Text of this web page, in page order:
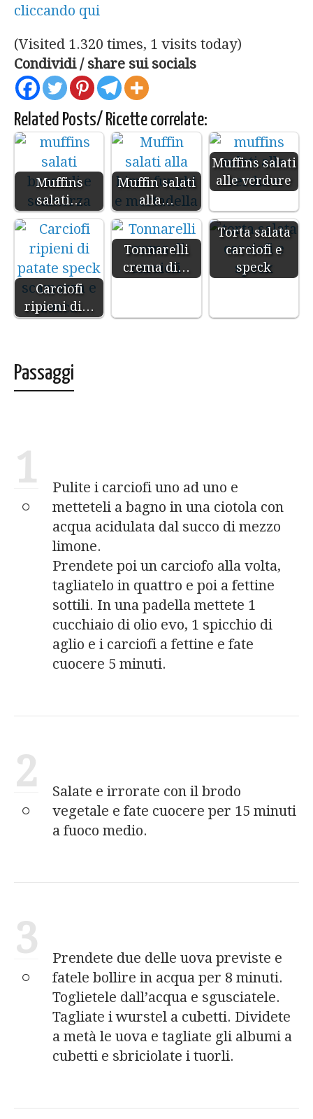
cliccando qui
(Visited 1.320 times, 1 visits today)
Condividi / share sui socials
Related Posts/ Ricette correlate:
Muffins
salati…
Muffin salati
alla…
Muffins salati
alle verdure
Carciofi
ripieni di…
Tonnarelli
crema di…
Torta salata
carciofi e
speck
Passaggi
1
Pulite i carciofi uno ad uno e
metteteli a bagno in una ciotola con
acqua acidulata dal succo di mezzo
limone.
Prendete poi un carciofo alla volta,
tagliatelo in quattro e poi a fettine
sottili. In una padella mettete 1
cucchiaio di olio evo, 1 spicchio di
aglio e i carciofi a fettine e fate
cuocere 5 minuti.
2
Salate e irrorate con il brodo
vegetale e fate cuocere per 15 minuti
a fuoco medio.
3
Prendete due delle uova previste e
fatele bollire in acqua per 8 minuti.
Toglietele dall’acqua e sgusciatele.
Tagliate i wurstel a cubetti. Dividete
a metà le uova e tagliate gli albumi a
cubetti e sbriciolate i tuorli.